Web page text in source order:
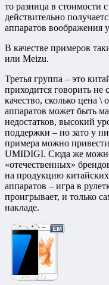
то разница в стоимости
действительно
аппаратов воображения
В качестве примеров
или Meizu.
Третья группа – это
приходится говорить не
качество, сколько цена
аппаратов может быть
недостатков, высокий
поддержки – но зато у
примера можно
UMIDIGI. Сюда же
«отечественных»
на продукцию
аппаратов – игра в
проигрывает, и только
накладе.